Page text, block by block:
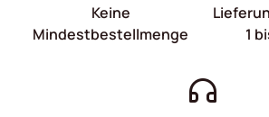
Keine
Mindestbestellmenge
1